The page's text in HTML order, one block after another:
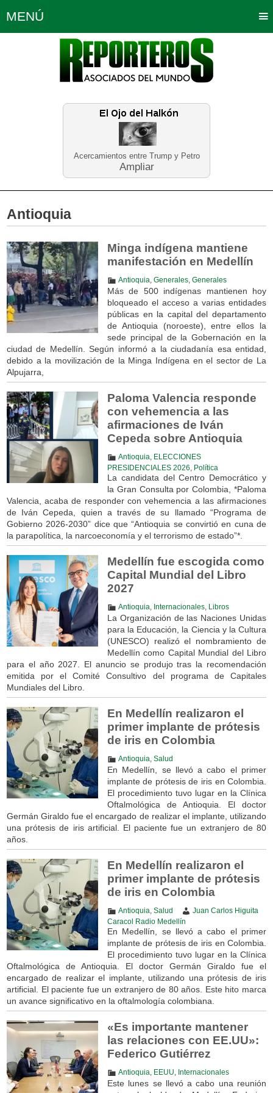
Acercamientos entre Trump y Petro
Ampliar
MENÚ
Política Opinión Bogotá
Planeta Tierra Deportes
Educación Neira
Antioquia
Minga indígena mantiene
manifestación en Medellín
Antioquia Generales, Generales
Más de 500 indígenas mantienen hoy
bloqueado el acceso a varias entidades
públicas en la capital del departamento
de Antioquia (noroeste), entre ellos la
sede principal de la Gobernación en la
ciudad de Medellín. Según informó a la ciudadanía esa entidad,
debido a la movilización de la Minga Indígena en el sector de La
Alpujarra,
Paloma Valencia responde
con vehemencia a las
afirmaciones de Iván
Cepeda sobre Antioquia
Antioquia
ELECCIONES
PRESIDENCIALES 2026
Política
La candidata del Centro Democrático y
la Gran Consulta por Colombia, *Paloma
Valencia, acaba de responder con vehemencia a las afirmaciones
de Iván Cepeda, quien a través de su llamado “Programa de
Gobierno 2026-2030” dice que “Antioquia se convirtió en cuna de
la parapolítica, la narcoeconomía y el terrorismo de estado”*.
Medellín fue escogida como
Capital Mundial del Libro
2027
Antioquia Internacionales, Libros
La Organización de las Naciones Unidas
para la Educación, la Ciencia y la Cultura
(UNESCO) realizó el nombramiento de
Medellín como Capital Mundial del Libro
para el año 2027. El anuncio se produjo tras la recomendación
emitida por el Comité Consultivo del programa de Capitales
Mundiales del Libro.
En Medellín realizaron el
primer implante de prótesis
de iris en Colombia
Antioquia Salud
En Medellín, se llevó a cabo el primer
implante de prótesis de iris en Colombia.
El procedimiento tuvo lugar en la Clínica
Oftalmológica de Antioquia. El doctor
Germán Giraldo fue el encargado de realizar el implante, utilizando
una prótesis de iris artificial. El paciente fue un extranjero de 80
años.
En Medellín realizaron el
primer implante de prótesis
de iris en Colombia
Antioquia Salud
Juan Carlos Higuita
Caracol Radio Medellín
En Medellín, se llevó a cabo el primer
implante de prótesis de iris en Colombia.
El procedimiento tuvo lugar en la Clínica
Oftalmológica de Antioquia. El doctor Germán Giraldo fue el
encargado de realizar el implante, utilizando una prótesis de iris
artificial. El paciente fue un extranjero de 80 años. Este hito marca
un avance significativo en la oftalmología colombiana.
«Es importante mantener
las relaciones con EE.UU»:
Federico Gutiérrez
Antioquia EEUU Internacionales
Este lunes se llevó a cabo una reunión